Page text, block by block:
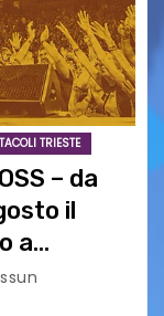
TRIESTE
– da
il
a